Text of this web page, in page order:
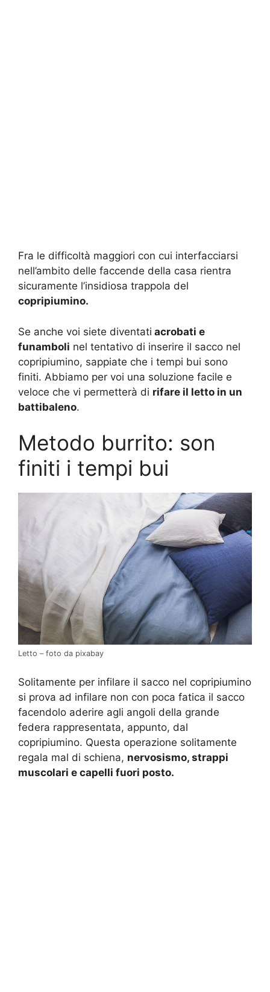
Fra le difficoltà maggiori con cui interfacciarsi
nell’ambito delle faccende della casa rientra
sicuramente l’insidiosa trappola del
copripiumino.
Se anche voi siete diventati acrobati e
funamboli nel tentativo di inserire il sacco nel
copripiumino, sappiate che i tempi bui sono
finiti. Abbiamo per voi una soluzione facile e
veloce che vi permetterà di rifare il letto in un
battibaleno.
Metodo burrito: son
finiti i tempi bui
Letto – foto da pixabay
Solitamente per infilare il sacco nel copripiumino
si prova ad infilare non con poca fatica il sacco
facendolo aderire agli angoli della grande
federa rappresentata, appunto, dal
copripiumino. Questa operazione solitamente
regala mal di schiena, nervosismo, strappi
muscolari e capelli fuori posto.